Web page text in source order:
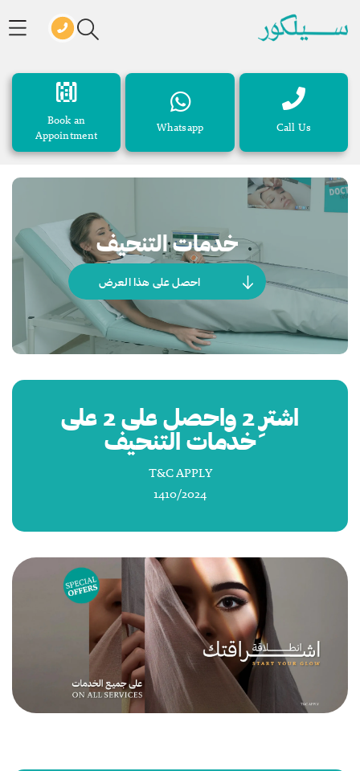
Call Us
Whatsapp
Book an
Appointment
خدمات التنحيف
احصل على هذا العرض
اشترِ 2 واحصل على 2 على
خدمات التنحيف
T&C APPLY
1410/2024